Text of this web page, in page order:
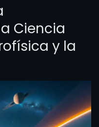
Ciencia
y la